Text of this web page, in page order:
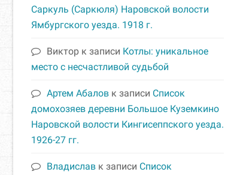
Саркуль (Саркюля) Наровской волости
Ямбургского уезда. 1918 г.
Виктор к записи Котлы: уникальное
место с несчастливой судьбой
Артем Абалов к записи Список
домохозяев деревни Большое Куземкино
Наровской волости Кингисеппского уезда.
1926-27 гг.
Владислав к записи Список